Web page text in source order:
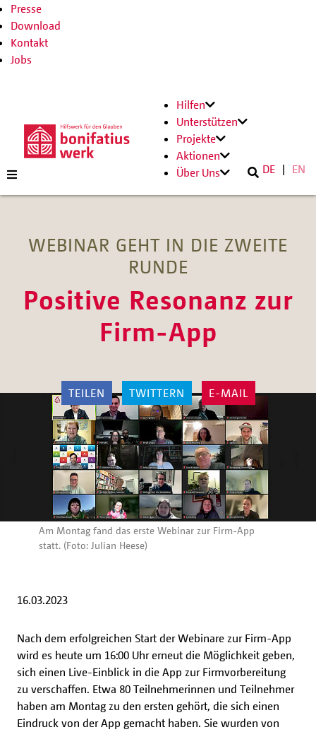
Presse
Download
Kontakt
Jobs
Hilfen
Unterstützen
Projekte
Aktionen
Über Uns
DE EN
WEBINAR GEHT IN DIE ZWEITE
RUNDE
Positive Resonanz zur
Firm-App
TEILEN TWITTERN E-MAIL
Am Montag fand das erste Webinar zur Firm-App
statt. (Foto: Julian Heese)
16.03.2023
Nach dem erfolgreichen Start der Webinare zur Firm-App
wird es heute um 16:00 Uhr erneut die Möglichkeit geben,
sich einen Live-Einblick in die App zur Firmvorbereitung
zu verschaffen. Etwa 80 Teilnehmerinnen und Teilnehmer
haben am Montag zu den ersten gehört, die sich einen
Eindruck von der App gemacht haben. Sie wurden von